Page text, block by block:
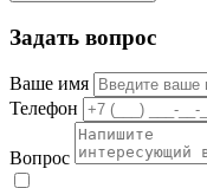
Задать вопрос
Ваше имя
Телефон
Вопрос